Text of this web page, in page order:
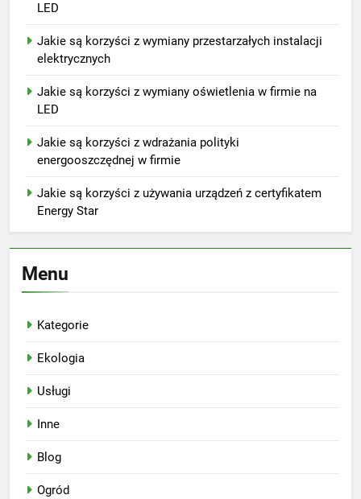
LED
Jakie są korzyści z wymiany przestarzałych instalacji
elektrycznych
Jakie są korzyści z wymiany oświetlenia w firmie na
LED
Jakie są korzyści z wdrażania polityki
energooszczędnej w firmie
Jakie są korzyści z używania urządzeń z certyfikatem
Energy Star
Menu
Kategorie
Ekologia
Usługi
Inne
Blog
Ogród